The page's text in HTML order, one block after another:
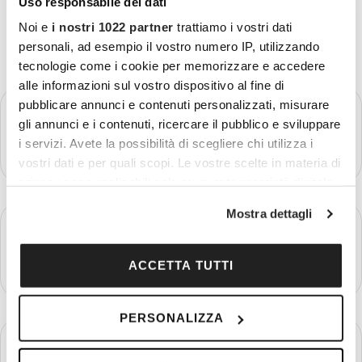
Noi e i nostri 1022 partner trattiamo i vostri dati
personali, ad esempio il vostro numero IP, utilizzando
tecnologie come i cookie per memorizzare e accedere
alle informazioni sul vostro dispositivo al fine di
pubblicare annunci e contenuti personalizzati, misurare
gli annunci e i contenuti, ricercare il pubblico e sviluppare
i servizi. Avete la possibilità di scegliere chi utilizza i
vostri dati e per quali scopi. Le vostre scelte in materia di
modificare o revocare il proprio consenso in qualsiasi
momento dalla Dichiarazione sui cookie o facendo clic
sull'icona di attivazione della privacy.
Con il tuo consenso, vorremmo anche:
raccogliere informazioni sulla tua posizione
geografica, con un'approssimazione di qualche
Mostra dettagli
ACCETTA TUTTI
PERSONALIZZA
GIORNO 1
Partenza - Lucerna - Basilea
Più dettagli
GIORNO 3
Strasburgo - Colmar